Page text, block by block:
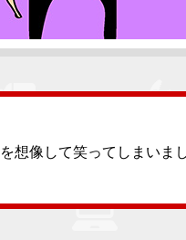
想像して笑ってしまいま